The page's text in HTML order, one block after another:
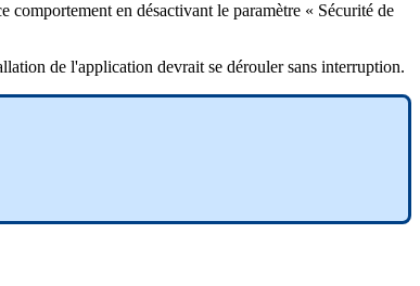
comportement en désactivant le paramètre « Sécurité de
de l'application devrait se dérouler sans interruption.